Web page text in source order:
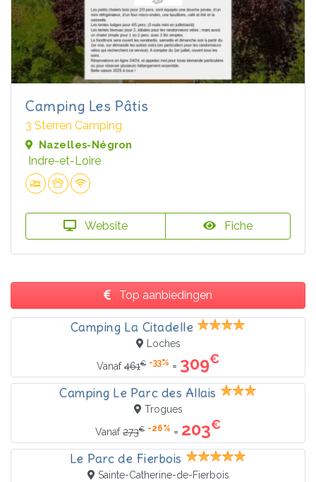
Camping Les Pâtis
3 Sterren Camping
Nazelles-Négron
Indre-et-Loire
Website Fiche
Top aanbiedingen
Camping La Citadelle
Loches
Vanaf461€ -33% = 309€
Camping Le Parc des Allais
Trogues
Vanaf273€ -26% = 203€
Le Parc de Fierbois
Sainte-Catherine-de-Fierbois